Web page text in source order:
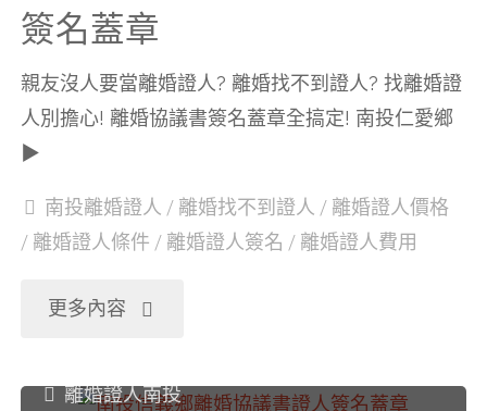
簽名蓋章
親友沒人要當離婚證人? 離婚找不到證人? 找離婚證
人別擔心! 離婚協議書簽名蓋章全搞定! 南投仁愛鄉
▶
南投離婚證人 / 離婚找不到證人 / 離婚證人價格
/ 離婚證人條件 / 離婚證人簽名 / 離婚證人費用
更多內容 "南
離婚證人南投